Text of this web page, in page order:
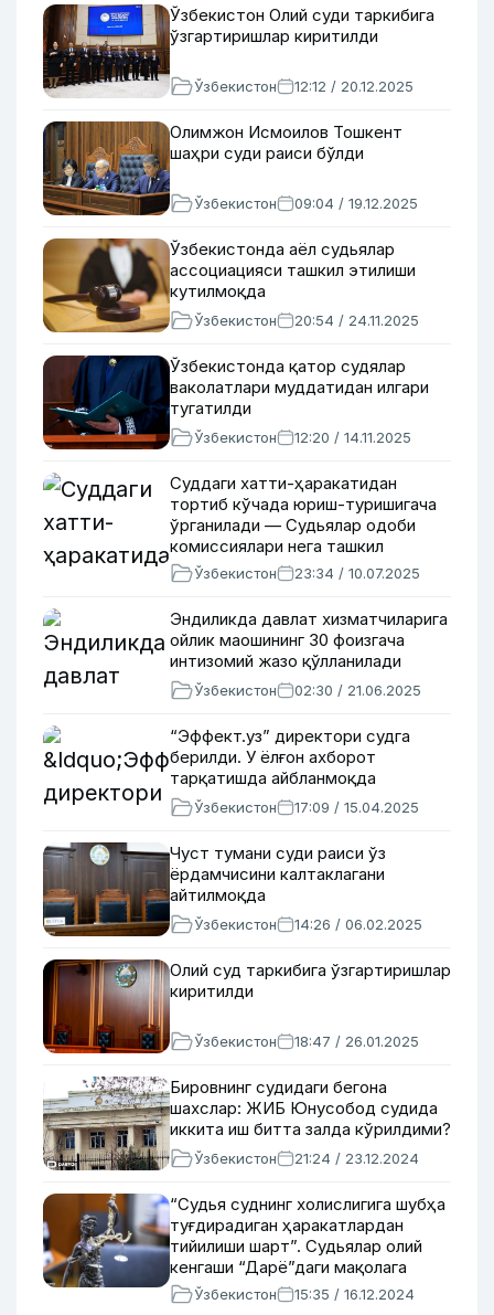
Ўзбекистон Олий суди таркибига
ўзгартиришлар киритилди
Ўзбекистон 12:12 / 20.12.2025
Олимжон Исмоилов Тошкент
шаҳри суди раиси бўлди
Ўзбекистон 09:04 / 19.12.2025
Ўзбекистонда аёл судьялар
ассоциацияси ташкил этилиши
кутилмоқда
Ўзбекистон 20:54 / 24.11.2025
Ўзбекистонда қатор судялар
ваколатлари муддатидан илгари
тугатилди
Ўзбекистон 12:20 / 14.11.2025
Суддаги хатти-ҳаракатидан
тортиб кўчада юриш-туришигача
ўрганилади — Судьялар одоби
комиссиялари нега ташкил
қилингани ҳақида тушунтириш
берилди
Ўзбекистон 23:34 / 10.07.2025
Эндиликда давлат хизматчиларига
ойлик маошининг 30 фоизгача
интизомий жазо қўлланилади
Ўзбекистон 02:30 / 21.06.2025
“Эффект.уз” директори судга
берилди. У ёлғон ахборот
тарқатишда айбланмоқда
Ўзбекистон 17:09 / 15.04.2025
Чуст тумани суди раиси ўз
ёрдамчисини калтаклагани
айтилмоқда
Ўзбекистон 14:26 / 06.02.2025
Олий суд таркибига ўзгартиришлар
киритилди
Ўзбекистон 18:47 / 26.01.2025
Бировнинг судидаги бегона
шахслар: ЖИБ Юнусобод судида
иккита иш битта залда кўрилдими?
Ўзбекистон 21:24 / 23.12.2024
“Судья суднинг холислигига шубҳа
туғдирадиган ҳаракатлардан
тийилиши шарт”. Судьялар олий
кенгаши “Дарё”даги мақолага
муносабат билдирди
Ўзбекистон 15:35 / 16.12.2024